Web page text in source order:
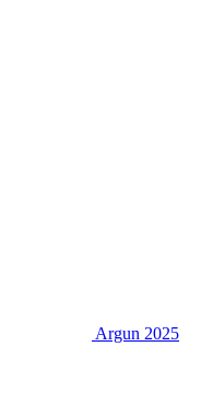
Argun 2025